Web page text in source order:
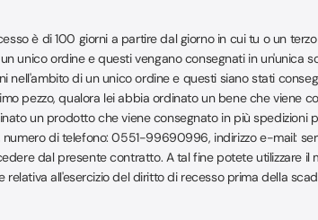
è di 100 giorni a partire dal giorno in cui tu o un
unico ordine e questi vengano consegnati in un'unica
di un unico ordine e questi siano stati
pezzo, qualora lei abbia ordinato un bene che viene
un prodotto che viene consegnato in più spedizioni
di telefono: 0551-99690996, indirizzo e-mail:
dal presente contratto. A tal fine potete utilizzare il
all'esercizio del diritto di recesso prima della